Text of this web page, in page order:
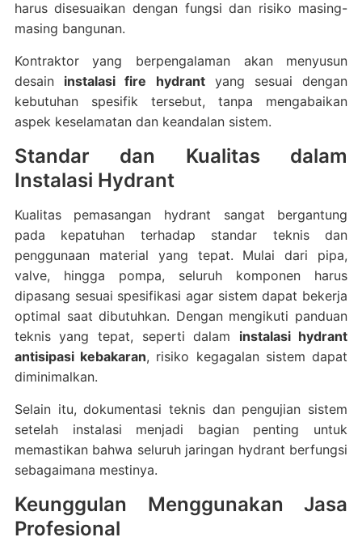
harus disesuaikan dengan fungsi dan risiko masing-
masing bangunan.
Kontraktor yang berpengalaman akan menyusun
desain instalasi fire hydrantyang sesuai dengan
kebutuhan spesifik tersebut, tanpa mengabaikan
aspek keselamatan dan keandalan sistem.
Standar dan Kualitas dalam
Instalasi Hydrant
Kualitas pemasangan hydrant sangat bergantung
pada kepatuhan terhadap standar teknis dan
penggunaan material yang tepat. Mulai dari pipa,
valve, hingga pompa, seluruh komponen harus
dipasang sesuai spesifikasi agar sistem dapat bekerja
optimal saat dibutuhkan. Dengan mengikuti panduan
teknis yang tepat, seperti dalam instalasi hydrant
antisipasi kebakaran, risiko kegagalan sistem dapat
diminimalkan.
Selain itu, dokumentasi teknis dan pengujian sistem
setelah instalasi menjadi bagian penting untuk
memastikan bahwa seluruh jaringan hydrant berfungsi
sebagaimana mestinya.
Keunggulan Menggunakan Jasa
Profesional